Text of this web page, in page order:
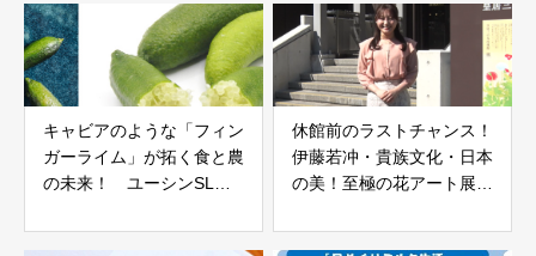
キャビアのような「フィン
ガーライム」が拓く食と農
の未来！ ユーシンSLの
休館前のラストチャンス！
伊藤若冲・貴族文化・日本
の美！至極の花アート展
三の丸尚蔵館